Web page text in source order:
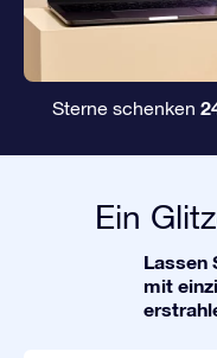
Sterne schenken
Ein
Lassen
mit